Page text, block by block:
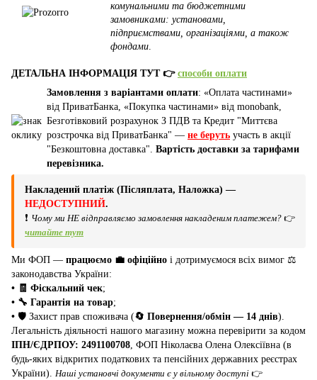
комунальними та бюджетними
замовниками: установами,
підприємствами, організаціями, а також
фондами
ДЕТАЛЬНА ІНФОРМАЦІЯ ТУТ 👉 способи оплати
Замовлення з варіантами оплати: «Оплата частинами»
від ПриватБанка, «Покупка частинами» від monobank,
Безготівковий розрахунок З ПДВ та Кредит "Миттєва
розстрочка від ПриватБанка" — не беруть участь в акції
"Безкоштовна доставка". Вартість доставки за тарифами
перевізника.
Накладений платіж (Післяплата, Наложка) —
НЕДОСТУПНИЙ.
❗ Чому ми НЕ відправляємо замовлення накладеним платежем? 👉
читайте тут
Ми ФОП — працюємо 💼 офіційно і дотримуємося всіх вимог ⚖️
законодавства України:
• 🧾 Фіскальний чек;
• 🔧 Гарантія на товар;
• 🛡️ Захист прав споживача (🔄 Повернення/обмін — 14 днів).
Легальність діяльності нашого магазину можна перевірити за кодом
ІПН/ЄДРПОУ: 2491100708 , ФОП Ніколаєва Олена Олексіївна (в
будь-яких відкритих податкових та пенсійних державних реєстрах
України). Наші установчі документи є у вільному доступі 👉